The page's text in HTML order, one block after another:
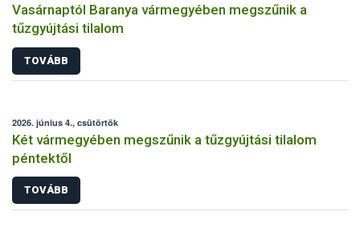
Vasárnaptól Baranya vármegyében megszűnik a
tűzgyújtási tilalom
TOVÁBB
2026. június 4., csütörtök
Két vármegyében megszűnik a tűzgyújtási tilalom
péntektől
TOVÁBB